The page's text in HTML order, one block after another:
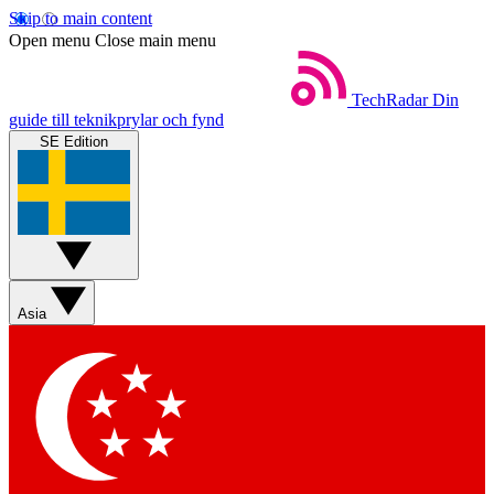
Skip to main content
Open menu Close main menu
TechRadar Din
guide till teknikprylar och fynd
SE Edition
Asia